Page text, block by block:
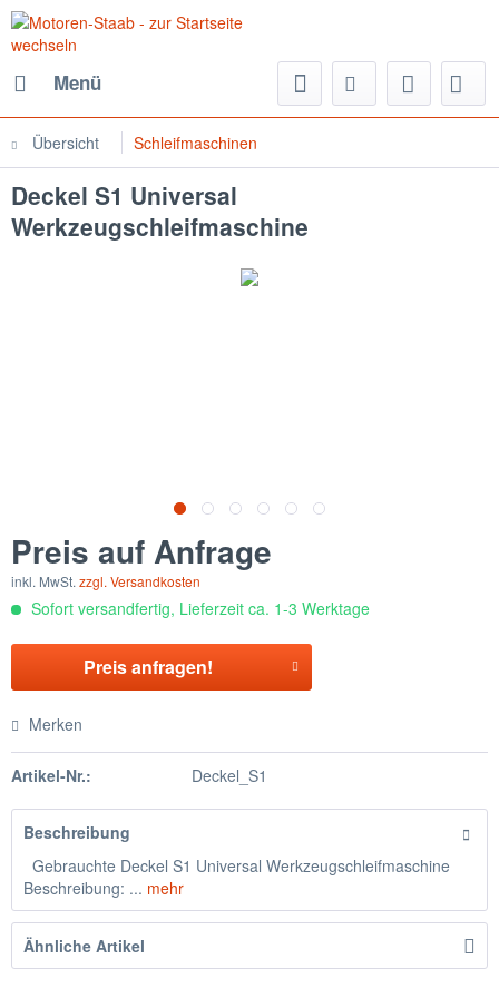
Menü
Übersicht Schleifmaschinen
Deckel S1 Universal
Werkzeugschleifmaschine
Preis auf Anfrage
inkl. MwSt. zzgl. Versandkosten
Sofort versandfertig, Lieferzeit ca. 1-3 Werktage
Preis anfragen!
Merken
Artikel-Nr.: Deckel_S1
Beschreibung
Gebrauchte Deckel S1 Universal Werkzeugschleifmaschine
Beschreibung: ... mehr
Ähnliche Artikel